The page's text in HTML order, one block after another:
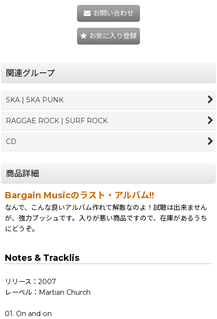
お問い合わせ
お気に入り登録
関連グループ
SKA | SKA PUNK
RAGGAE ROCK | SURF ROCK
CD
商品詳細
Bargain Musicのラスト・アルバム!!
なんで、こんな良いアルバム作れて解散なのよ！試聴は出来ません
が、強力プッシュです。入りが悪い商品ですので、在庫があるうち
にどうぞ。
Notes & Tracklis
リリース：2007
レーベル：Martian Church
01. On and on